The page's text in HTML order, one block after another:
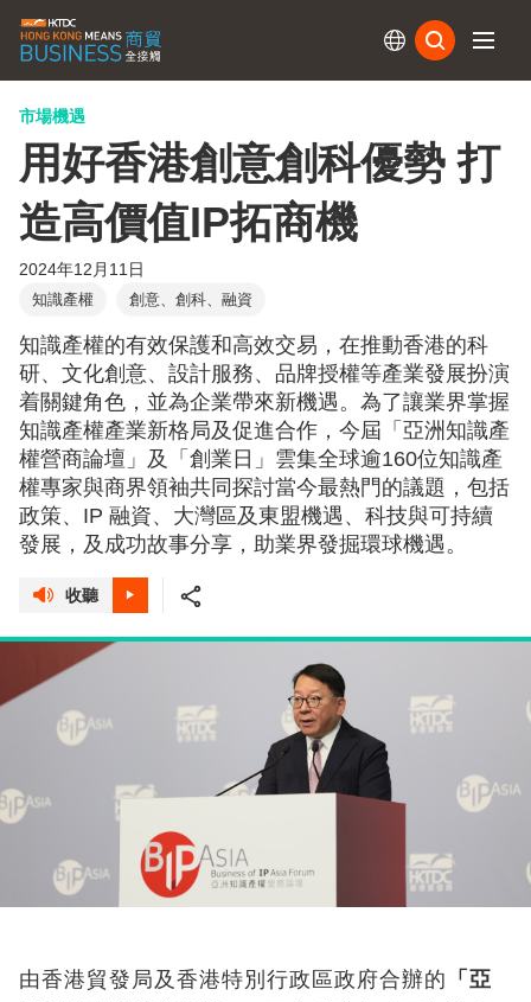
市場機遇
用好香港創意創科優勢 打
造高價值IP拓商機
2024年12月11日
知識產權 創意、創科、融資
知識產權的有效保護和高效交易，在推動香港的科
研、文化創意、設計服務、品牌授權等產業發展扮演
着關鍵角色，並為企業帶來新機遇。為了讓業界掌握
知識產權產業新格局及促進合作，今屆「亞洲知識產
權營商論壇」及「創業日」雲集全球逾160位知識產
權專家與商界領袖共同探討當今最熱門的議題，包括
政策、IP 融資、大灣區及東盟機遇、科技與可持續
發展，及成功故事分享，助業界發掘環球機遇。
收聽
由香港貿發局及香港特別行政區政府合辦的 「亞